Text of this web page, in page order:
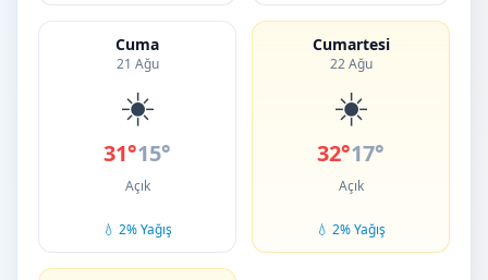
Cuma
21 Ağu
☀️
31°15°
Açık
💧 2% Yağış
Cumartesi
22 Ağu
☀️
32°17°
Açık
💧 2% Yağış